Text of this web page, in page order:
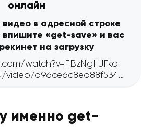
онлайн
в адресной строке
впишите «get-save» и вас
на загрузку
именно get-